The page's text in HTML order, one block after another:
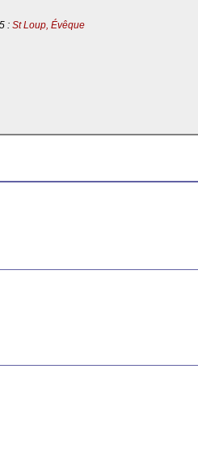
: St Loup, Évêque